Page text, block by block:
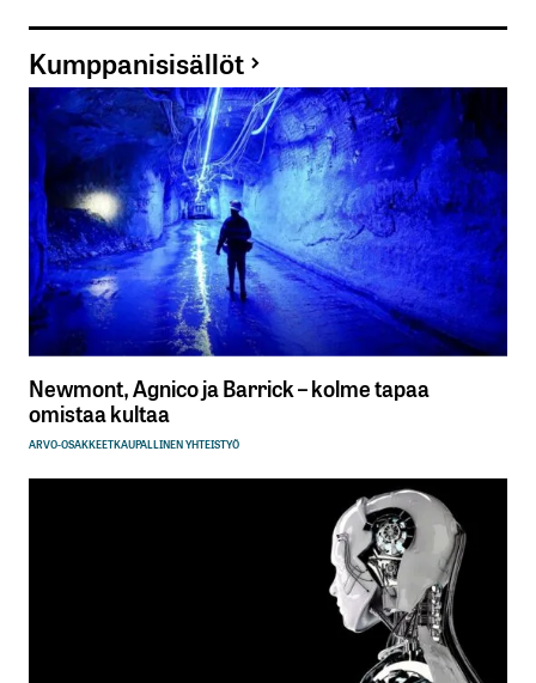
Kumppanisisällöt
Newmont, Agnico ja Barrick – kolme tapaa
omistaa kultaa
ARVO-OSAKKEETKAUPALLINEN YHTEISTYÖ